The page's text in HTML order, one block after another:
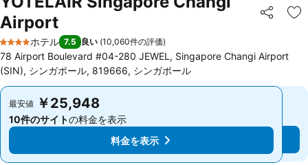
Airport
シェア お
4 ホテルのランク
ホテル 7.5 良い (10,060件の評価)
78 Airport Boulevard #04-280 JEWEL, Singapore Changi Airport
(SIN), シンガポール, 819666, シンガポール
最安値 ￥25,948
10件のサイトの料金を表示
料金を表示
最安値 ￥25,948
10件のサイトの料金を表示
料金を表示